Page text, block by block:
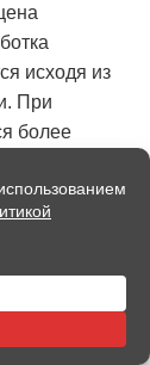
исходя из
При
более
Это
стоимость
услуги